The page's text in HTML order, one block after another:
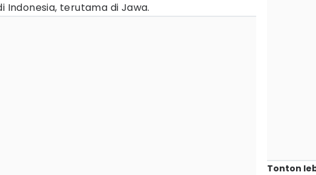
Indonesia, terutama di Jawa.
Tonton